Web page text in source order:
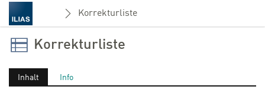
Korrekturliste
Korrekturliste
Inhalt Info